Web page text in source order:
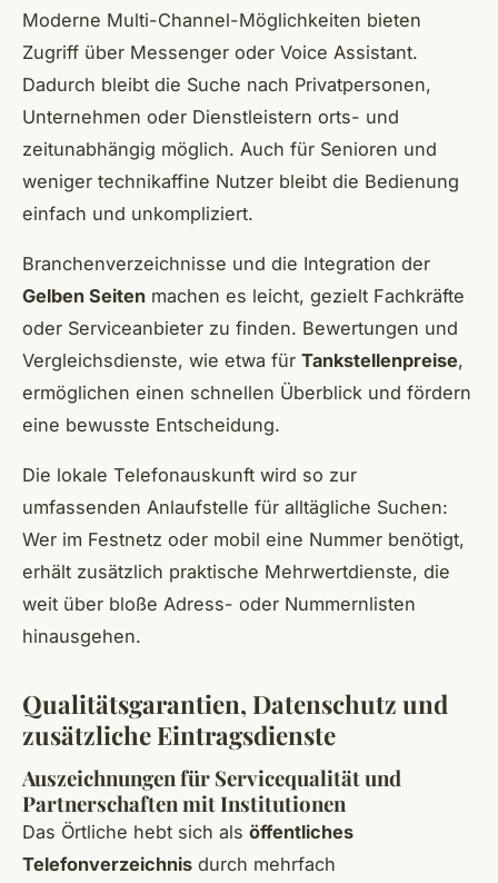
Moderne Multi-Channel-Möglichkeiten bieten
Zugriff über Messenger oder Voice Assistant.
Dadurch bleibt die Suche nach Privatpersonen,
Unternehmen oder Dienstleistern orts- und
zeitunabhängig möglich. Auch für Senioren und
weniger technikaffine Nutzer bleibt die Bedienung
einfach und unkompliziert.
Branchenverzeichnisse und die Integration der
Gelben Seiten machen es leicht, gezielt Fachkräfte
oder Serviceanbieter zu finden. Bewertungen und
Vergleichsdienste, wie etwa für Tankstellenpreise,
ermöglichen einen schnellen Überblick und fördern
eine bewusste Entscheidung.
Die lokale Telefonauskunft wird so zur
umfassenden Anlaufstelle für alltägliche Suchen:
Wer im Festnetz oder mobil eine Nummer benötigt,
erhält zusätzlich praktische Mehrwertdienste, die
weit über bloße Adress- oder Nummernlisten
hinausgehen.
Qualitätsgarantien, Datenschutz und
zusätzliche Eintragsdienste
Auszeichnungen für Servicequalität und
Partnerschaften mit Institutionen
Das Örtliche hebt sich als öffentliches
Telefonverzeichnis durch mehrfach